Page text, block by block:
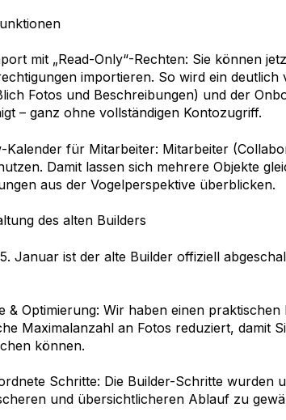
mit „Read-Only“-Rechten: Sie können
importieren. So wird ein
Fotos und Beschreibungen) und der
– ganz ohne vollständigen Kontozugriff.
Kalender für Mitarbeiter: Mitarbeiter
Damit lassen sich mehrere Objekte
aus der Vogelperspektive überblicken.
des alten Builders
Januar ist der alte Builder offiziell
& Optimierung: Wir haben einen
Maximalanzahl an Fotos reduziert, damit
können.
Schritte: Die Builder-Schritte wurden
und übersichtlicheren Ablauf zu